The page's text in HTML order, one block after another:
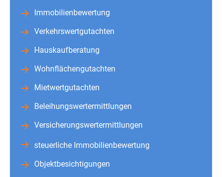
Immobilienbewertung
Verkehrswertgutachten
Hauskaufberatung
Wohnflächengutachten
Mietwertgutachten
Beleihungswertermittlungen
Versicherungswertermittlungen
steuerliche Immobilienbewertung
Objektbesichtigungen